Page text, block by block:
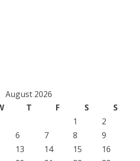
August 2026
T F S
S
1
2
6 7 8
9
13 14 15
16